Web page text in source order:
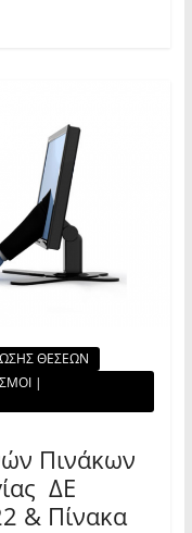
ΘΕΣΕΩΝ
|
Πινάκων
ΔΕ
& Πίνακα